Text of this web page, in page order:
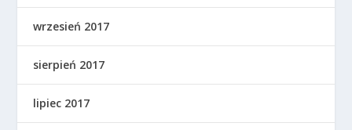
wrzesień 2017
sierpień 2017
lipiec 2017